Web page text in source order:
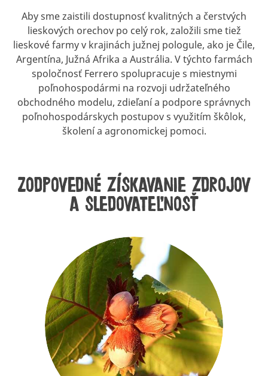
Aby sme zaistili dostupnosť kvalitných a čerstvých
lieskových orechov po celý rok, založili sme tiež
lieskové farmy v krajinách južnej pologule, ako je Čile,
Argentína, Južná Afrika a Austrália. V týchto farmách
spoločnosť Ferrero spolupracuje s miestnymi
poľnohospodármi na rozvoji udržateľného
obchodného modelu, zdieľaní a podpore správnych
poľnohospodárskych postupov s využitím škôlok,
školení a agronomickej pomoci.
Zodpovedné získavanie zdrojov
a sledovateľnosť